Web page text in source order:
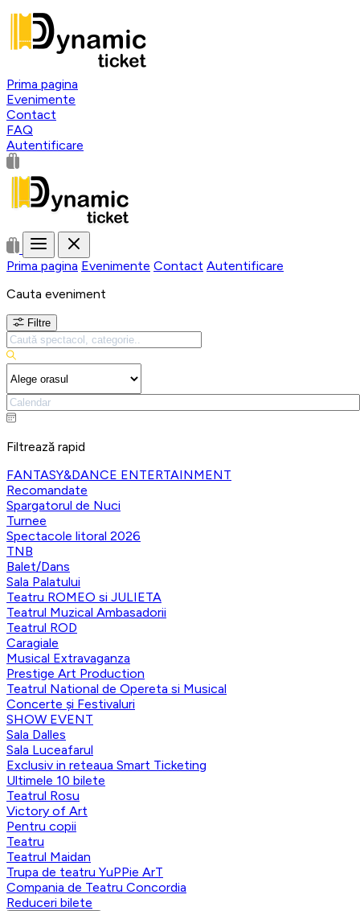
Prima pagina
Evenimente
Contact
FAQ
Autentificare
Prima pagina Evenimente Contact Autentificare
Cauta eveniment
Filtre
Filtrează rapid
FANTASY&DANCE ENTERTAINMENT
Recomandate
Spargatorul de Nuci
Turnee
Spectacole litoral 2026
TNB
Balet/Dans
Sala Palatului
Teatru ROMEO si JULIETA
Teatrul Muzical Ambasadorii
Teatrul ROD
Caragiale
Musical Extravaganza
Prestige Art Production
Teatrul National de Opereta si Musical
Concerte și Festivaluri
SHOW EVENT
Sala Dalles
Sala Luceafarul
Exclusiv in reteaua Smart Ticketing
Ultimele 10 bilete
Teatrul Rosu
Victory of Art
Pentru copii
Teatru
Teatrul Maidan
Trupa de teatru YuPPie ArT
Compania de Teatru Concordia
Reduceri bilete